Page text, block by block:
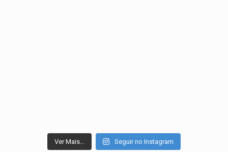
Ver Mais… Seguir no Instagram